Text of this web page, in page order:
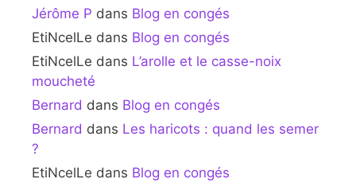
Jérôme P dans Blog en congés
EtiNcelLe dans Blog en congés
EtiNcelLe dans L’arolle et le casse-noix
moucheté
Bernard dans Blog en congés
Bernard dans Les haricots : quand les semer
?
EtiNcelLe dans Blog en congés